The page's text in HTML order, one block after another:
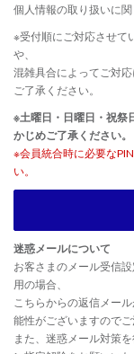
個人情報の取り扱いに
※受付順にご対応させて
や、
混雑具合によってご対
ご了承ください。
※土曜日・日曜日・祝祭
かじめご了承ください。
※会員統合時に必要な
い。
迷惑メールについて
お客さまのメール受信
用の場合、
こちらからの返信メー
能性がございますのでご
また、迷惑メール対策